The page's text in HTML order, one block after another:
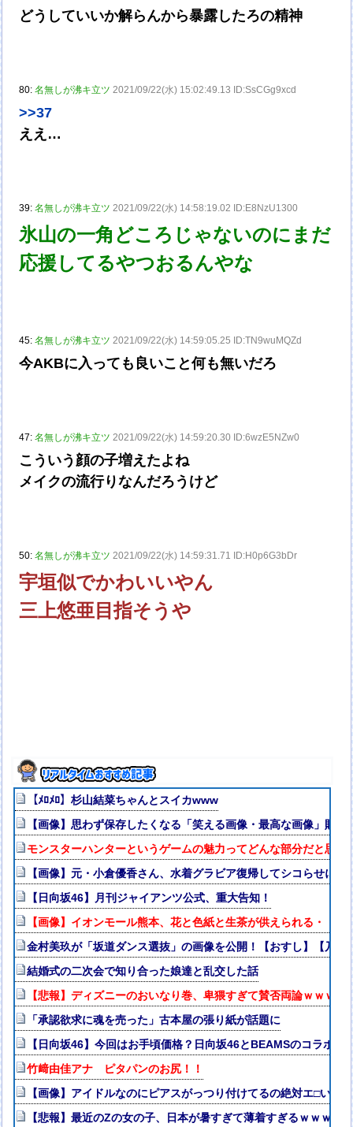
どうしていいか解らんから暴露したろの精神
80:名無しが沸キ立ツ 2021/09/22(水) 15:02:49.13 ID:SsCGg9xcd
>>37
ええ…
39:名無しが沸キ立ツ 2021/09/22(水) 14:58:19.02 ID:E8NzU1300
氷山の一角どころじゃないのにまだ
応援してるやつおるんやな
45:名無しが沸キ立ツ 2021/09/22(水) 14:59:05.25 ID:TN9wuMQZd
今AKBに入っても良いこと何も無いだろ
47:名無しが沸キ立ツ 2021/09/22(水) 14:59:20.30 ID:6wzE5NZw0
こういう顔の子増えたよね
メイクの流行りなんだろうけど
50:名無しが沸キ立ツ 2021/09/22(水) 14:59:31.71 ID:H0p6G3bDr
宇垣似でかわいいやん
三上悠亜目指そうや
【ﾒﾛﾒﾛ】杉山結菜ちゃんとスイカwww
【画像】思わず保存したくなる「笑える画像・最高な画像」貼っ
モンスターハンターというゲームの魅力ってどんな部分だと思う
【画像】元・小倉優香さん、水着グラビア復帰してシコらせにく
【日向坂46】月刊ジャイアンツ公式、重大告知！
【画像】イオンモール熊本、花と色紙と生茶が供えられる・・・
金村美玖が「坂道ダンス選抜」の画像を公開！【おすし】【乃木
結婚式の二次会で知り合った娘達と乱交した話
【悲報】ディズニーのおいなり巻、卑猥すぎて賛否両論ｗｗｗｗ
「承認欲求に魂を売った」古本屋の張り紙が話題に
【日向坂46】今回はお手頃価格？日向坂46とBEAMSのコラボが
竹﨑由佳アナ ピタパンのお尻！！
【画像】アイドルなのにピアスがっつり付けてるの絶対エ□いｗ
【悲報】最近のZの女の子、日本が暑すぎて薄着すぎるｗｗｗｗ